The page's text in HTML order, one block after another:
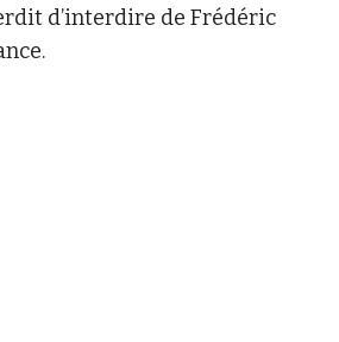
d’interdire de Frédéric